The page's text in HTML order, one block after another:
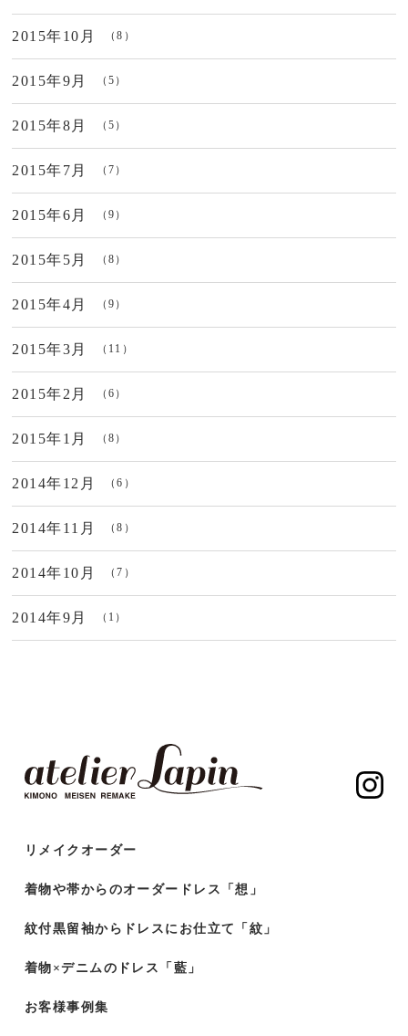
2015年10月 （8）
2015年9月 （5）
2015年8月 （5）
2015年7月 （7）
2015年6月 （9）
2015年5月 （8）
2015年4月 （9）
2015年3月 （11）
2015年2月 （6）
2015年1月 （8）
2014年12月 （6）
2014年11月 （8）
2014年10月 （7）
2014年9月 （1）
リメイクオーダー
着物や帯からのオーダードレス「想」
紋付黒留袖からドレスにお仕立て「紋」
着物×デニムのドレス「藍」
お客様事例集